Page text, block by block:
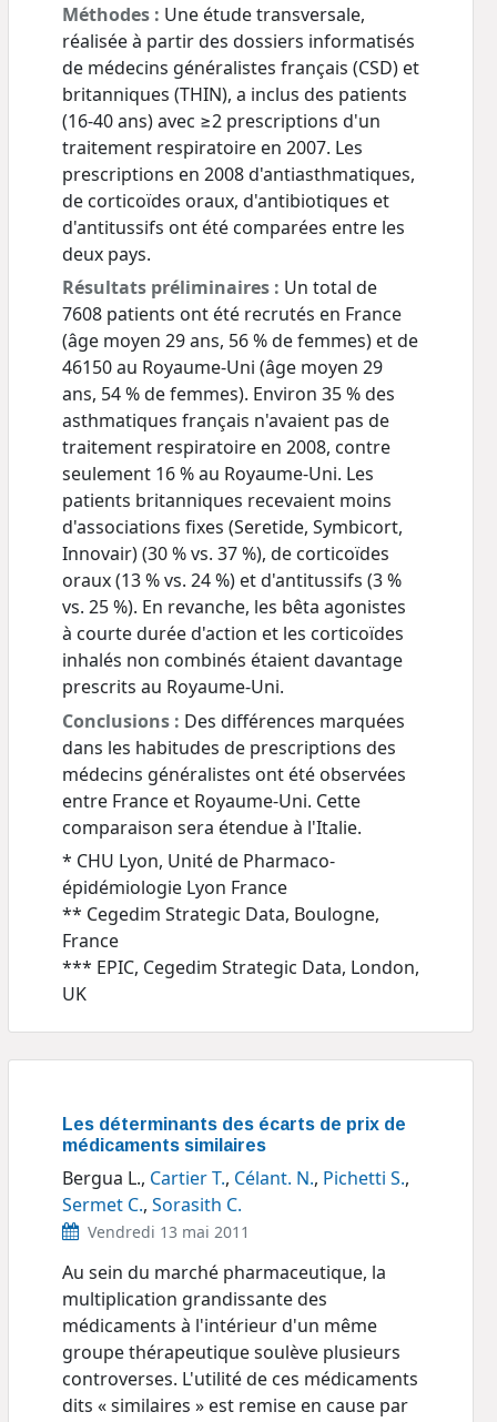
Méthodes : Une étude transversale,
réalisée à partir des dossiers informatisés
de médecins généralistes français (CSD) et
britanniques (THIN), a inclus des patients
(16-40 ans) avec ≥2 prescriptions d'un
traitement respiratoire en 2007. Les
prescriptions en 2008 d'antiasthmatiques,
de corticoïdes oraux, d'antibiotiques et
d'antitussifs ont été comparées entre les
deux pays.
Résultats préliminaires : Un total de
7608 patients ont été recrutés en France
(âge moyen 29 ans, 56 % de femmes) et de
46150 au Royaume-Uni (âge moyen 29
ans, 54 % de femmes). Environ 35 % des
asthmatiques français n'avaient pas de
traitement respiratoire en 2008, contre
seulement 16 % au Royaume-Uni. Les
patients britanniques recevaient moins
d'associations fixes (Seretide, Symbicort,
Innovair) (30 % vs. 37 %), de corticoïdes
oraux (13 % vs. 24 %) et d'antitussifs (3 %
vs. 25 %). En revanche, les bêta agonistes
à courte durée d'action et les corticoïdes
inhalés non combinés étaient davantage
prescrits au Royaume-Uni.
Conclusions : Des différences marquées
dans les habitudes de prescriptions des
médecins généralistes ont été observées
entre France et Royaume-Uni. Cette
comparaison sera étendue à l'Italie.
* CHU Lyon, Unité de Pharmaco-
épidémiologie Lyon France
** Cegedim Strategic Data, Boulogne,
France
*** EPIC, Cegedim Strategic Data, London,
UK
Les déterminants des écarts de prix de
médicaments similaires
Bergua L., Cartier T., Célant. N., Pichetti S.,
Sermet C., Sorasith C.
Vendredi 13 mai 2011
Au sein du marché pharmaceutique, la
multiplication grandissante des
médicaments à l'intérieur d'un même
groupe thérapeutique soulève plusieurs
controverses. L'utilité de ces médicaments
dits « similaires » est remise en cause par